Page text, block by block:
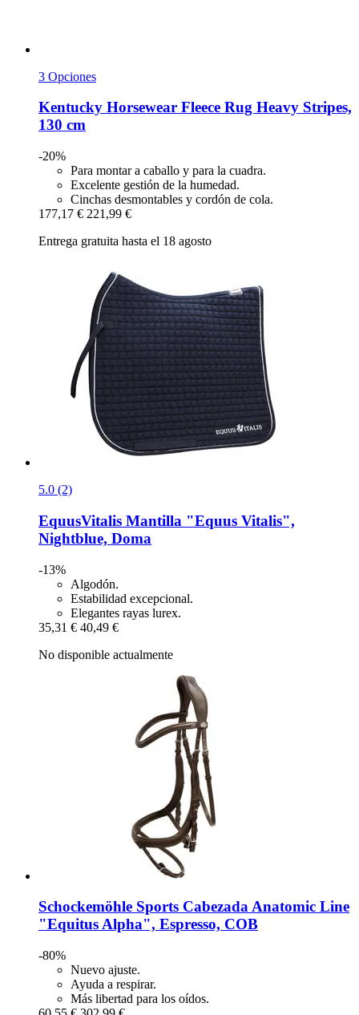
3 Opciones
Kentucky Horsewear Fleece Rug Heavy Stripes,
130 cm
-20%
Para montar a caballo y para la cuadra.
Excelente gestión de la humedad.
Cinchas desmontables y cordón de cola.
177,17 € 221,99 €
Entrega gratuita hasta el 18 agosto
5.0 (2)
EquusVitalis Mantilla "Equus Vitalis",
Nightblue, Doma
-13%
Algodón.
Estabilidad excepcional.
Elegantes rayas lurex.
35,31 € 40,49 €
No disponible actualmente
Schockemöhle Sports Cabezada Anatomic Line
"Equitus Alpha", Espresso, COB
-80%
Nuevo ajuste.
Ayuda a respirar.
Más libertad para los oídos.